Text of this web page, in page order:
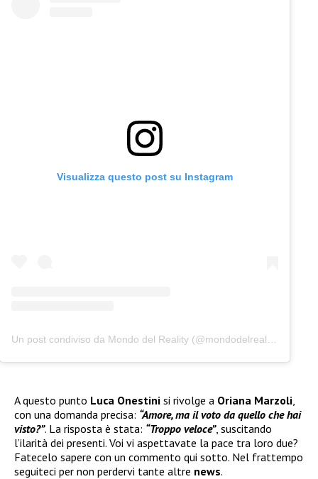
Visualizza questo post su Instagram
A questo punto Luca Onestini si rivolge a Oriana Marzoli
con una domanda precisa: “Amore, ma il voto da quello che hai
visto?”. La risposta è stata: “Troppo veloce”, suscitando
l’ilarità dei presenti. Voi vi aspettavate la pace tra loro due?
Fatecelo sapere con un commento qui sotto. Nel frattempo
seguiteci per non perdervi tante altre news.